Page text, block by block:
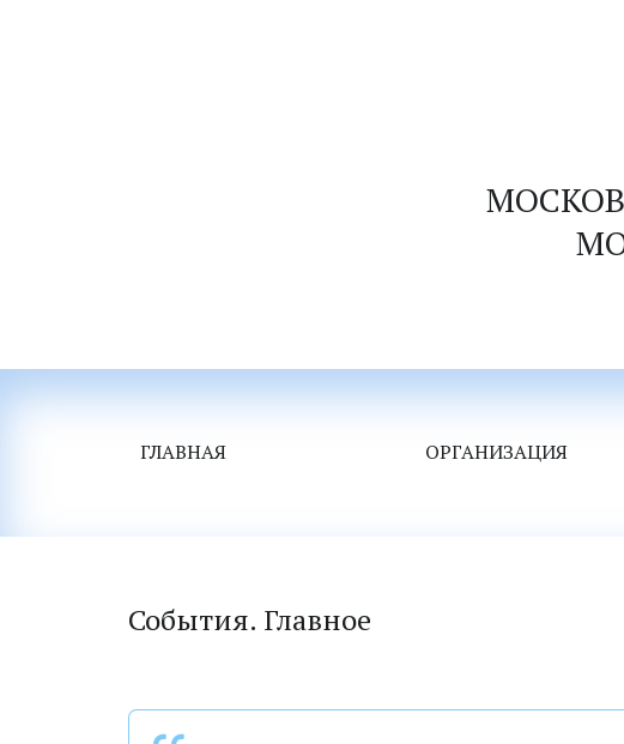
М
ГЛАВНАЯ ОРГАНИЗАЦИЯ
События. Главное